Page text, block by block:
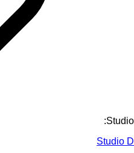
Studio:
Studio D